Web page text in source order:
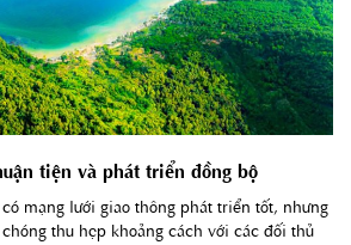
tiện và phát triển đồng bộ
mạng lưới giao thông phát triển tốt, nhưng
thu hẹp khoảng cách với các đối thủ